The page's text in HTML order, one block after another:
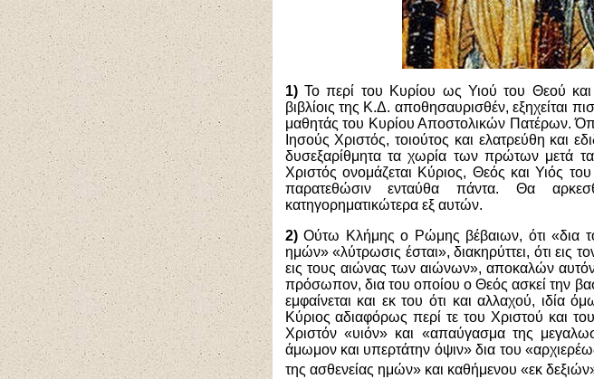
1) Το περί του Κυρίου ως Υιού του Θεού
βιβλίοις της Κ.Δ. αποθησαυρισθέν, εξηχείται
μαθητάς του Κυρίου Αποστολικών Πατέρων.
Ιησούς Χριστός, τοιούτος και ελατρεύθη
δυσεξαρίθμητα τα χωρία των πρώτων μετά
Χριστός ονομάζεται Κύριος, Θεός και Υιός
παρατεθώσιν ενταύθα πάντα. Θα
κατηγορηματικώτερα εξ αυτών.
2)Ούτω Κλήμης ο Ρώμης βέβαιων, ότι «δια
ημών» «λύτρωσις έσται», διακηρύττει, ότι εις
εις τους αιώνας των αιώνων», αποκαλών
πρόσωπον, δια του οποίου ο Θεός ασκεί την
εμφαίνεται και εκ του ότι και αλλαχού, ιδία
Κύριος αδιαφόρως περί τε του Χριστού και
Χριστόν «υιόν» και «απαύγασμα της
άμωμον και υπερτάτην όψιν» δια του
της ασθενείας ημών» και καθήμενου «εκ